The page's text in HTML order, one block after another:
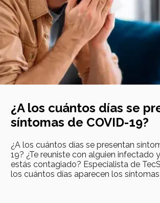
¿A los cuántos días se
síntomas de COVID-19?
¿A los cuántos días se presentan
19? ¿Te reuniste con alguien infectado
estás contagiado? Especialista de
los cuántos días aparecen los